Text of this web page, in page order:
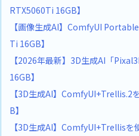
RTX5060Ti 16GB】
【画像生成AI】ComfyUI
Ti 16GB】
【2026年最新】3D生成AI「
16GB】
【3D生成AI】ComfyUI+Trellis.2
B】
【3D生成AI】ComfyUI+Trellis